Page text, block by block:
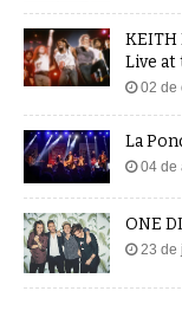
KEITH
Live at
02 de
La
04 de
ONE
23 de